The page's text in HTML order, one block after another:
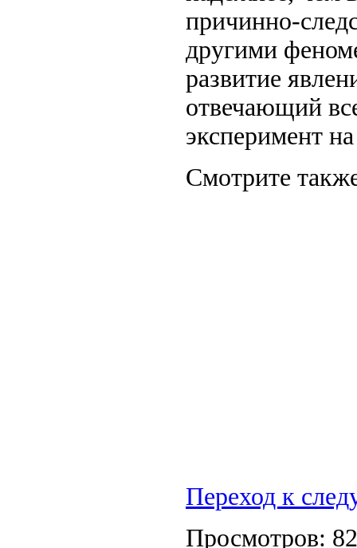
причинно-
другими
развитие
отвечающий
эксперимент
Смотрите
Переход к
Просмотров: